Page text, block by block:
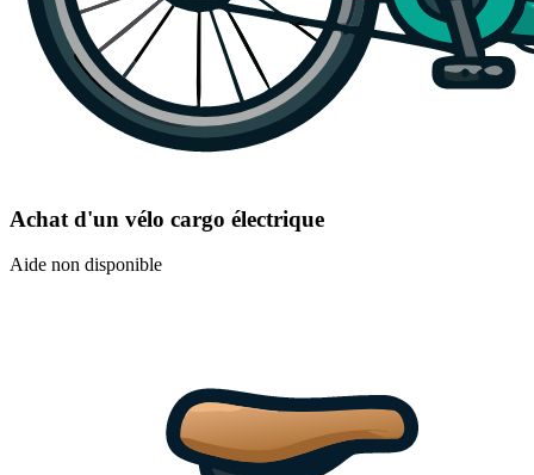
Achat d'un vélo cargo électrique
Aide non disponible